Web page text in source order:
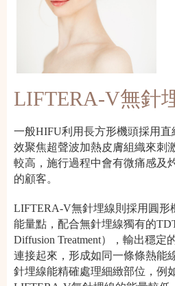
LIFTERA-V無針
一般HIFU利用長方形機頭採用
效聚焦超聲波加熱皮膚組織來刺
較高，施行過程中會有微痛感及
的顧客。
LIFTERA-V無針埋線則採用圓形
能量點，配合無針埋線獨有的
Diffusion Treatment），輸出穩
連接起來，形成如同一條條熱能
針埋線能精確處理細緻部位，例